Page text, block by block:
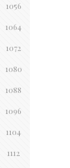
1056
1064
1072
1080
1088
1096
1104
1112